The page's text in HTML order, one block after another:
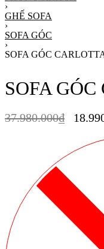
›
GHẾ SOFA
›
SOFA GÓC
›
SOFA GÓC
SOFA
37.980.000₫